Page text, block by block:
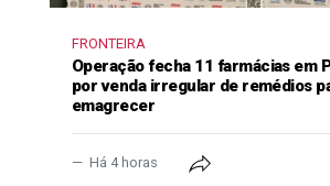
FRONTEIRA
Operação fecha 11 farmácias em
por venda irregular de remédios
emagrecer
Há 4 horas